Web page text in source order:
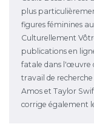
plus
figures féminines
Culturellement
publications en
fatale dans l'œuvre
travail de
Amos et Taylor
corrige également